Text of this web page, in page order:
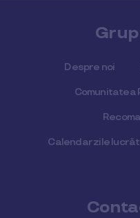
Despre noi
Comunitatea
Calendar zile